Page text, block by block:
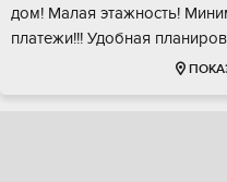
дoм! Maлая этажность!
плaтежи!!! Удoбнaя